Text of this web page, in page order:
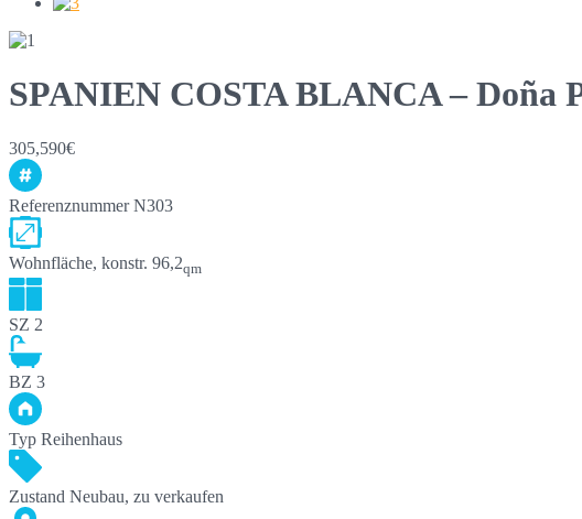
SPANIEN COSTA BLANCA – Doña
305,590€
Referenznummer N303
Wohnfläche, konstr. 96,2qm
SZ 2
BZ 3
Typ Reihenhaus
Zustand Neubau, zu verkaufen